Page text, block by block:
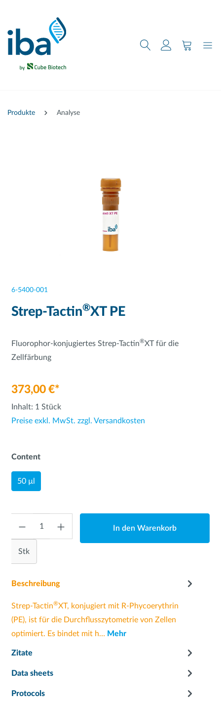
Produkte Analyse
6-5400-001
Strep-Tactin®XT PE
Fluorophor-konjugiertes Strep-Tactin®XT für die
Zellfärbung
373,00 €*
Inhalt: 1 Stück
Preise exkl. MwSt. zzgl. Versandkosten
Content
50 µl
Stk
In den Warenkorb
Beschreibung
Strep-Tactin®XT, konjugiert mit R-Phycoerythrin
(PE), ist für die Durchflusszytometrie von Zellen
optimiert. Es bindet mit h… Mehr
Zitate
Data sheets
Protocols